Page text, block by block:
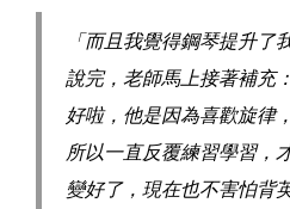
「而且我覺得鋼琴提升了
說完，老師馬上接著補充
好啦，他是因為喜歡旋律
所以一直反覆練習學習，
變好了，現在也不害怕背